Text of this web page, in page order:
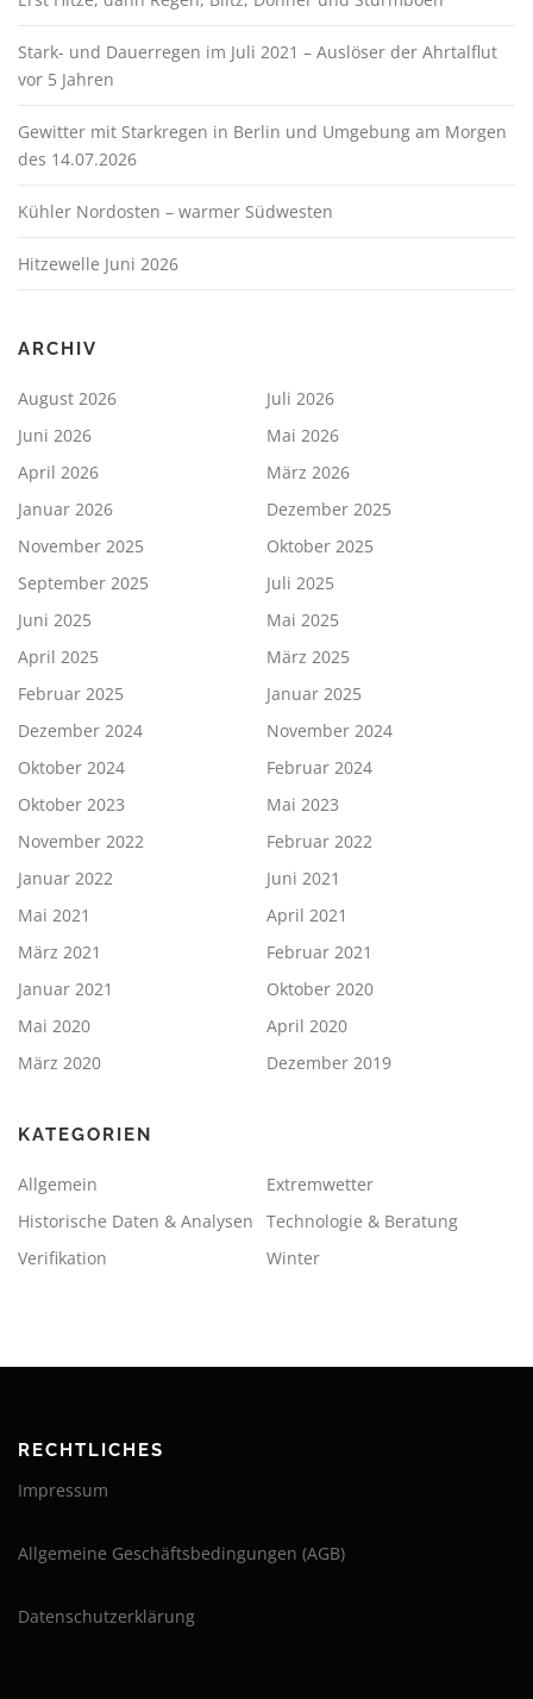
Stark- und Dauerregen im Juli 2021 – Auslöser der Ahrtalflut
vor 5 Jahren
Gewitter mit Starkregen in Berlin und Umgebung am Morgen
des 14.07.2026
Kühler Nordosten – warmer Südwesten
Hitzewelle Juni 2026
ARCHIV
August 2026
Juli 2026
Juni 2026
Mai 2026
April 2026
März 2026
Januar 2026
Dezember 2025
November 2025
Oktober 2025
September 2025
Juli 2025
Juni 2025
Mai 2025
April 2025
März 2025
Februar 2025
Januar 2025
Dezember 2024
November 2024
Oktober 2024
Februar 2024
Oktober 2023
Mai 2023
November 2022
Februar 2022
Januar 2022
Juni 2021
Mai 2021
April 2021
März 2021
Februar 2021
Januar 2021
Oktober 2020
Mai 2020
April 2020
März 2020
Dezember 2019
KATEGORIEN
Allgemein
Extremwetter
Historische Daten & Analysen
Technologie & Beratung
Verifikation
Winter
RECHTLICHES
Impressum
Allgemeine Geschäftsbedingungen (AGB)
Datenschutzerklärung